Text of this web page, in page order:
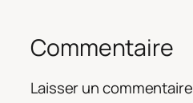
Commentaire
Laisser un commentaire